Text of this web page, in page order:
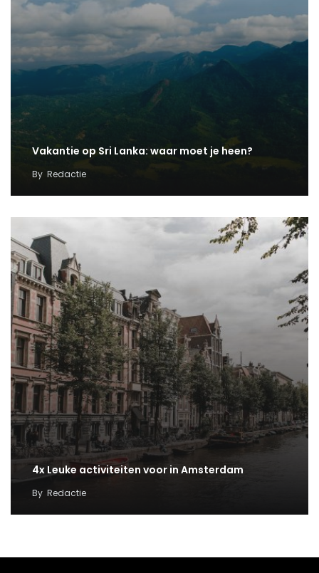
Vakantie op Sri Lanka: waar moet je heen?
By Redactie
4x Leuke activiteiten voor in Amsterdam
By Redactie